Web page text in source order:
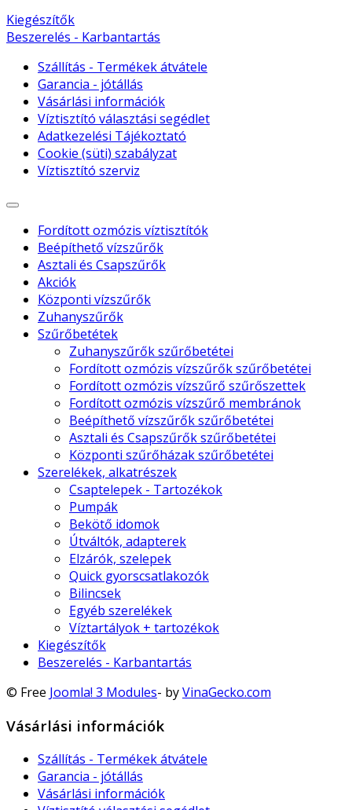
Kiegészítők
Beszerelés - Karbantartás
Szállítás - Termékek átvátele
Garancia - jótállás
Vásárlási információk
Víztisztító választási segédlet
Adatkezelési Tájékoztató
Cookie (süti) szabályzat
Víztisztító szerviz
Fordított ozmózis víztisztítók
Beépíthető vízszűrők
Asztali és Csapszűrők
Akciók
Központi vízszűrők
Zuhanyszűrők
Szűrőbetétek
Zuhanyszűrők szűrőbetétei
Fordított ozmózis vízszűrők szűrőbetétei
Fordított ozmózis vízszűrő szűrőszettek
Fordított ozmózis vízszűrő membránok
Beépíthető vízszűrők szűrőbetétei
Asztali és Csapszűrők szűrőbetétei
Központi szűrőházak szűrőbetétei
Szerelékek, alkatrészek
Csaptelepek - Tartozékok
Pumpák
Bekötő idomok
Útváltók, adapterek
Elzárók, szelepek
Quick gyorscsatlakozók
Bilincsek
Egyéb szerelékek
Víztartályok + tartozékok
Kiegészítők
Beszerelés - Karbantartás
© Free Joomla! 3 Modules- byVinaGecko.com
Vásárlási információk
Szállítás - Termékek átvátele
Garancia - jótállás
Vásárlási információk